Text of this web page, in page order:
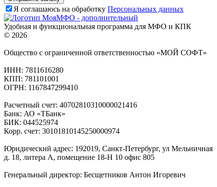
Я соглашаюсь на обработку Персональных данных
Удобная и функциональная программа для МФО и КПК
© 2026
Общество с ограниченной ответственностью «МОЙ СОФТ»
ИНН: 7811616280
КПП: 781101001
ОГРН: 1167847299410
Расчетный счет: 40702810310000021416
Банк: АО «ТБанк»
БИК: 044525974
Корр. счет: 30101810145250000974
Юридический адрес: 192019, Санкт-Петербург, ул Мельничная
д. 18, литера А, помещение 18-Н 10 офис 805
Генеральный директор: Бесщетников Антон Игоревич